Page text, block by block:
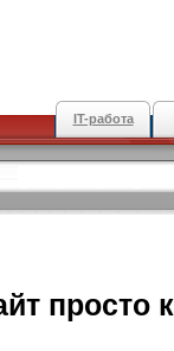
IT-работа
просто